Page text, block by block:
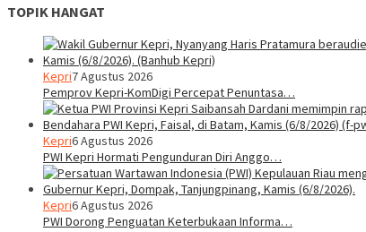
TOPIK HANGAT
Kepri7 Agustus 2026
Pemprov Kepri-KomDigi Percepat Penuntasa…
Kepri6 Agustus 2026
PWI Kepri Hormati Pengunduran Diri Anggo…
Kepri6 Agustus 2026
PWI Dorong Penguatan Keterbukaan Informa…